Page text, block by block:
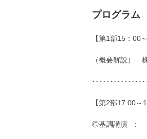
プログラム
【第1部15：00
（概要解説）
･･････････････
【第2部17:00～
◎基調講演 :